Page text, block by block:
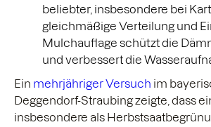
beliebter, insbesondere bei
gleichmäßige Verteilung und
Mulchauflage schützt die
und verbessert die
Ein mehrjähriger Versuch im
Deggendorf-Straubing zeigte, dass
insbesondere als